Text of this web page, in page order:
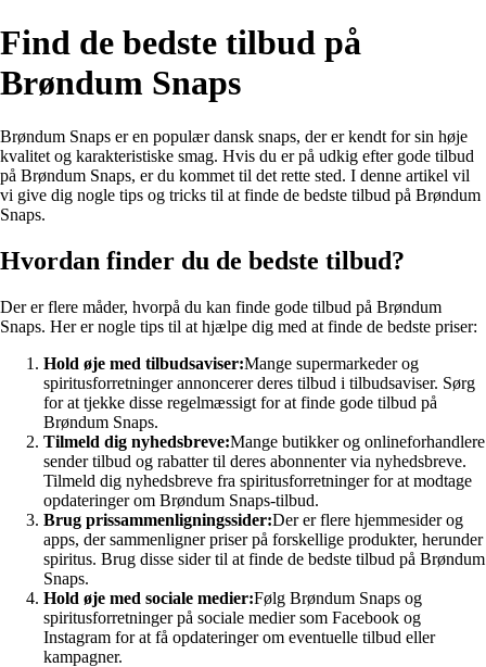
Find de bedste tilbud på
Brøndum Snaps
Brøndum Snaps er en populær dansk snaps, der er kendt for sin høje
kvalitet og karakteristiske smag. Hvis du er på udkig efter gode tilbud
på Brøndum Snaps, er du kommet til det rette sted. I denne artikel vil
vi give dig nogle tips og tricks til at finde de bedste tilbud på Brøndum
Snaps.
Hvordan finder du de bedste tilbud?
Der er flere måder, hvorpå du kan finde gode tilbud på Brøndum
Snaps. Her er nogle tips til at hjælpe dig med at finde de bedste priser:
Hold øje med tilbudsaviser:Mange supermarkeder og
spiritusforretninger annoncerer deres tilbud i tilbudsaviser. Sørg
for at tjekke disse regelmæssigt for at finde gode tilbud på
Brøndum Snaps.
Tilmeld dig nyhedsbreve:Mange butikker og onlineforhandlere
sender tilbud og rabatter til deres abonnenter via nyhedsbreve.
Tilmeld dig nyhedsbreve fra spiritusforretninger for at modtage
opdateringer om Brøndum Snaps-tilbud.
Brug prissammenligningssider:Der er flere hjemmesider og
apps, der sammenligner priser på forskellige produkter, herunder
spiritus. Brug disse sider til at finde de bedste tilbud på Brøndum
Snaps.
Hold øje med sociale medier:Følg Brøndum Snaps og
spiritusforretninger på sociale medier som Facebook og
Instagram for at få opdateringer om eventuelle tilbud eller
kampagner.